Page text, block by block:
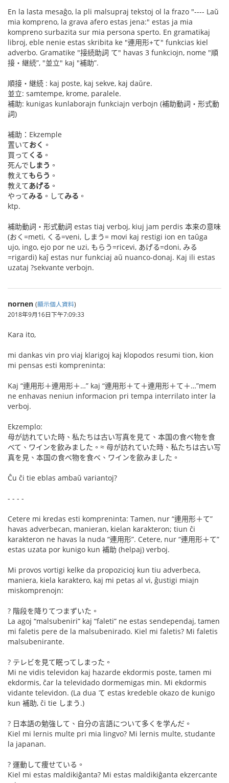
En la lasta mesaĝo, la pli malsupraj tekstoj ol la frazo "---- Laŭ
mia kompreno, la grava afero estas jena:" estas ja mia
kompreno surbazita sur mia persona sperto. En gramatikaj
libroj, eble nenie estas skribita ke "連用形+て" funkcias kiel
adverbo. Gramatike "接続助詞 て" havas 3 funkciojn, nome "順
接・継続”, "並立" kaj "補助”.
順接・継続 : kaj poste, kaj sekve, kaj daŭre.
並立: samtempe, krome, paralele.
補助: kunigas kunlaborajn funkciajn verbojn (補助動詞・形式動
詞)
補助：Ekzemple
置いておく 。
買って くる 。
死んで しまう 。
教えてもらう 。
教えてあげる 。
やってみる 。してみる 。
ktp.
補助動詞・形式動詞 estas tiaj verboj, kiuj jam perdis 本来の意味
(おく=meti, くる=veni, しまう= movi kaj restigi ion en taŭga
ujo, ingo, ejo por ne uzi, もらう=ricevi, あげる=doni, みる
=rigardi) kaĵ estas nur funkciaj aŭ nuanco-donaj. Kaj ili estas
uzataj ?sekvante verbojn.
nornen (顯示個人資料)
2018年9月16日下午7:09:33
Kara ito,
mi dankas vin pro viaj klarigoj kaj klopodos resumi tion, kion
mi pensas esti kompreninta:
Kaj “連用形＋連用形＋…” kaj “連用形＋て＋連用形＋て＋…”mem
ne enhavas neniun informacion pri tempa interrilato inter la
verboj.
Ekzemplo:
母が訪れていた時、私たちは古い写真を見て、本国の食べ物を食
べて、ワインを飲みました。≈ 母が訪れていた時、私たちは古い写
真を見、本国の食べ物を食べ、ワインを飲みました。
Ĉu ĉi tie eblas ambaŭ variantoj?
- - - -
Cetere mi kredas esti kompreninta: Tamen, nur “連用形＋て”
havas adverbecan, manieran, kielan karakteron; tiun ĉi
karakteron ne havas la nuda “連用形”. Cetere, nur “連用形＋て”
estas uzata por kunigo kun 補助 (helpaj) verboj.
Mi provos vortigi kelke da propozicioj kun tiu adverbeca,
maniera, kiela karaktero, kaj mi petas al vi, ĝustigi miajn
miskomprenojn:
? 階段を降りてつまずいた。
La agoj “malsubeniri” kaj “faleti” ne estas sendependaj, tamen
mi faletis pere de la malsubenirado. Kiel mi faletis? Mi faletis
malsubenirante.
? テレビを見て眠ってしまった。
Mi ne vidis televidon kaj hazarde ekdormis poste, tamen mi
ekdormis, ĉar la televidado dormemigas min. Mi ekdormis
vidante televidon. (La dua て estas kredeble okazo de kunigo
kun 補助, ĉi tie しまう.)
? 日本語の勉強して、自分の言語について多くを学んだ。
Kiel mi lernis multe pri mia lingvo? Mi lernis multe, studante
la japanan.
? 運動して痩せている。
Kiel mi estas maldikiĝanta? Mi estas maldikiĝanta ekzercante